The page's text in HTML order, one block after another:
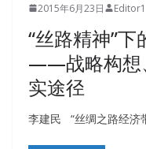
2015年6月23日 Editor1
“丝路精神”
——战略构想
实途径
李建民 “丝绸之路经济